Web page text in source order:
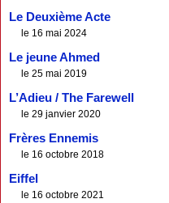
Le Deuxième Acte
le 16 mai 2024
Le jeune Ahmed
le 25 mai 2019
L’Adieu / The Farewell
le 29 janvier 2020
Frères Ennemis
le 16 octobre 2018
Eiffel
le 16 octobre 2021